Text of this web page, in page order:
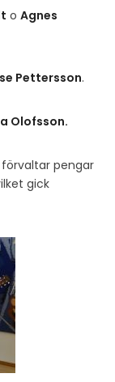
o Agnes
Pettersson.
Olofsson.
pengar
gick